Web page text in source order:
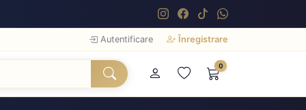
Autentificare Înregistrare
0